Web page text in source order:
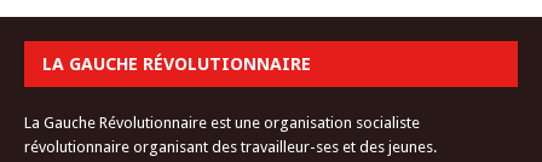
LA GAUCHE RÉVOLUTIONNAIRE
La Gauche Révolutionnaire est une organisation socialiste
révolutionnaire organisant des travailleur-ses et des jeunes.